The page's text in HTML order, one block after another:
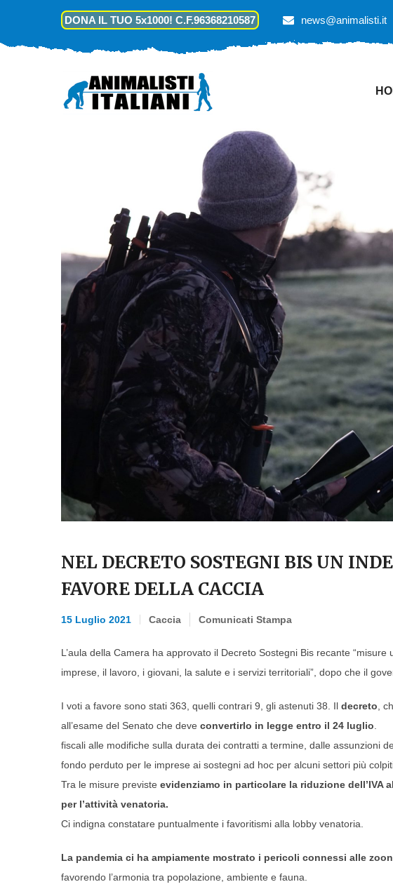
DONA IL TUO 5x1000! C.F.96368210587 news@animalisti.it
NEL DECRETO SOSTEGNI BIS UN
FAVORE DELLA CACCIA
15 Luglio 2021 Caccia Comunicati Stampa
L’aula della Camera ha approvato il Decreto Sostegni Bis recante
imprese, il lavoro, i giovani, la salute e i servizi territoriali”, dopo che il
I voti a favore sono stati 363, quelli contrari 9, gli astenuti 38. Il decreto ,
all’esame del Senato che deve convertirlo in legge entro il 24 luglio .
fiscali alle modifiche sulla durata dei contratti a termine, dalle assunzioni
fondo perduto per le imprese ai sostegni ad hoc per alcuni settori più
Tra le misure previste evidenziamo in particolare la riduzione dell’IVA
per l’attività venatoria.
Ci indigna constatare puntualmente i favoritismi alla lobby venatoria.
La pandemia ci ha ampiamente mostrato i pericoli connessi alle
favorendo l’armonia tra popolazione, ambiente e fauna.